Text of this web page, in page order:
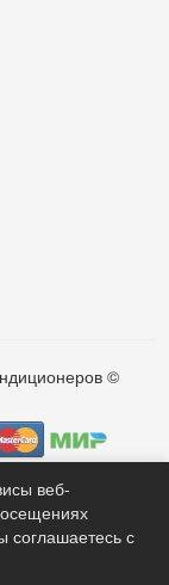
©
касающаяся технических
носит только
не является публичной
товаров и статьи
различных моделей***
веб-
соглашаетесь с